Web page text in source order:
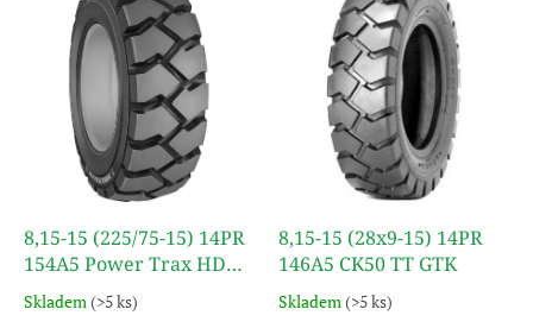
k8,15-15 (225/75-15) 14PR
154A5 Power Trax HD
Forklift (SET) TT BKT
Skladem(>5 ks)
8,15-15 (28x9-15) 14PR
146A5 CK50 TT GTK
Skladem(>5 ks)